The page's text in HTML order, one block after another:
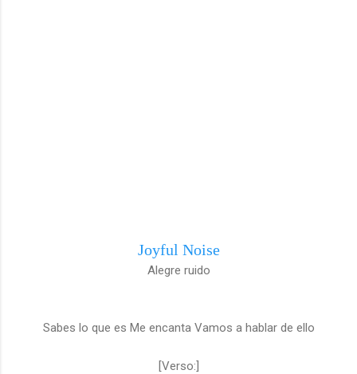
Joyful Noise
Alegre ruido
Sabes lo que es Me encanta Vamos a hablar de ello
[Verso:]